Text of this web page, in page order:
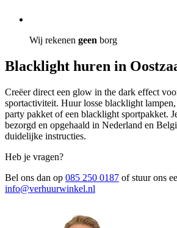
Wij rekenen geen borg
Blacklight huren in
Creëer direct een glow in the dark effect
sportactiviteit. Huur losse blacklight lampen,
party pakket of een blacklight sportpakket.
bezorgd en opgehaald in Nederland en
duidelijke instructies.
Heb je vragen?
Bel ons dan op 085 250 0187 of stuur ons
info@verhuurwinkel.nl